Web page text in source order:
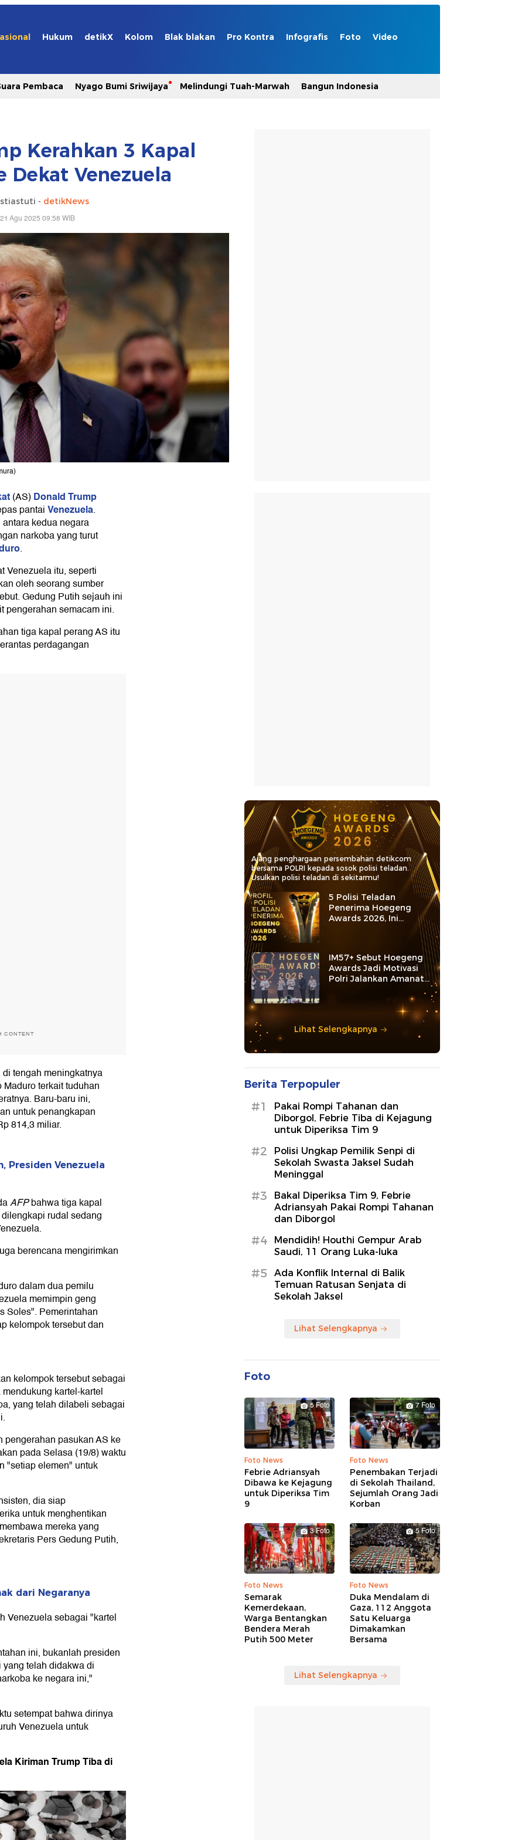
Hukum detikX Kolom Blak blakan Pro Kontra Infografis Foto Video
Pembaca Nyago Bumi Sriwijaya Melindungi Tuah-Marwah Bangun Indonesia
Kerahkan 3 Kapal
Dekat Venezuela
- detikNews
Agu 2025 09:58 WIB
(AS)Donald Trump
pantaiVenezuela.
kedua negara
narkoba yang turut
.
Venezuela itu, seperti
oleh seorang sumber
Gedung Putih sejauh ini
pengerahan semacam ini.
tiga kapal perang AS itu
perdagangan
CONTENT
tengah meningkatnya
terkait tuduhan
Baru-baru ini,
untuk penangkapan
814,3 miliar.
Presiden Venezuela
AFPbahwa tiga kapal
rudal sedang
berencana mengirimkan
dalam dua pemilu
memimpin geng
Soles". Pemerintahan
kelompok tersebut dan
kelompok tersebut sebagai
kartel-kartel
yang telah dilabeli sebagai
pasukan AS ke
pada Selasa (19/8) waktu
"setiap elemen" untuk
dia siap
untuk menghentikan
mereka yang
Pers Gedung Putih,
dari Negaranya
Venezuela sebagai "kartel
ini, bukanlah presiden
telah didakwa di
ke negara ini,"
setempat bahwa dirinya
Venezuela untuk
Kiriman Trump Tiba di
Ajang penghargaan persembahan detikcom
bersama POLRI kepada sosok polisi teladan.
Usulkan polisi teladan di sekitarmu!
5 Polisi Teladan
Penerima Hoegeng
Awards 2026, Ini
Kategori dan Kiprahnya
IM57+ Sebut Hoegeng
Awards Jadi Motivasi
Polri Jalankan Amanat
Lihat Selengkapnya
Berita Terpopuler
#1
Pakai Rompi Tahanan dan
Diborgol, Febrie Tiba di Kejagung
untuk Diperiksa Tim 9
#2
Polisi Ungkap Pemilik Senpi di
Sekolah Swasta Jaksel Sudah
Meninggal
#3
Bakal Diperiksa Tim 9, Febrie
Adriansyah Pakai Rompi Tahanan
dan Diborgol
#4
Mendidih! Houthi Gempur Arab
Saudi, 11 Orang Luka-luka
#5
Ada Konflik Internal di Balik
Temuan Ratusan Senjata di
Sekolah Jaksel
Lihat Selengkapnya
Foto
5 Foto
Foto News
Febrie Adriansyah
Dibawa ke Kejagung
untuk Diperiksa Tim
9
7 Foto
Foto News
Penembakan Terjadi
di Sekolah Thailand,
Sejumlah Orang Jadi
Korban
3 Foto
Foto News
Semarak
Kemerdekaan,
Warga Bentangkan
Bendera Merah
Putih 500 Meter
5 Foto
Foto News
Duka Mendalam di
Gaza, 112 Anggota
Satu Keluarga
Dimakamkan
Bersama
Lihat Selengkapnya